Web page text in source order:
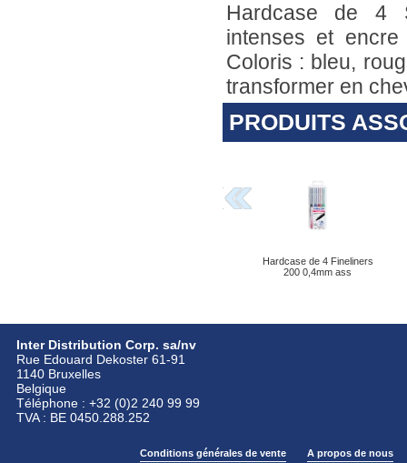
Hardcase de 4
intenses et
Coloris : bleu,
transformer en
PRODUITS
Hardcase de 4 Fineliners
200 0,4mm ass
Inter Distribution Corp. sa/nv
Rue Edouard Dekoster 61-91
1140 Bruxelles
Belgique
Téléphone : +32 (0)2 240 99 99
TVA : BE 0450.288.252
Conditions générales de vente A propos de nous